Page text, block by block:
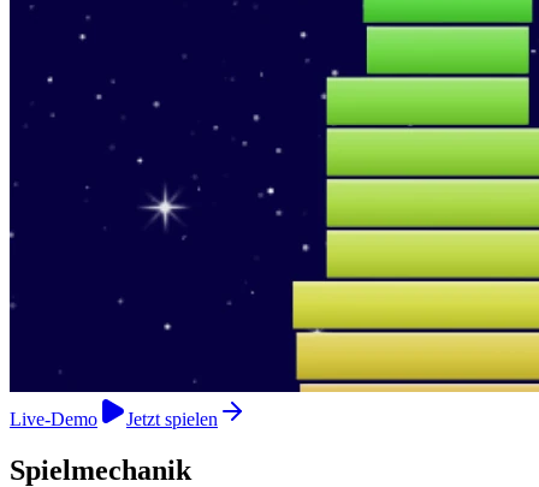
Live-Demo Jetzt spielen
Spielmechanik